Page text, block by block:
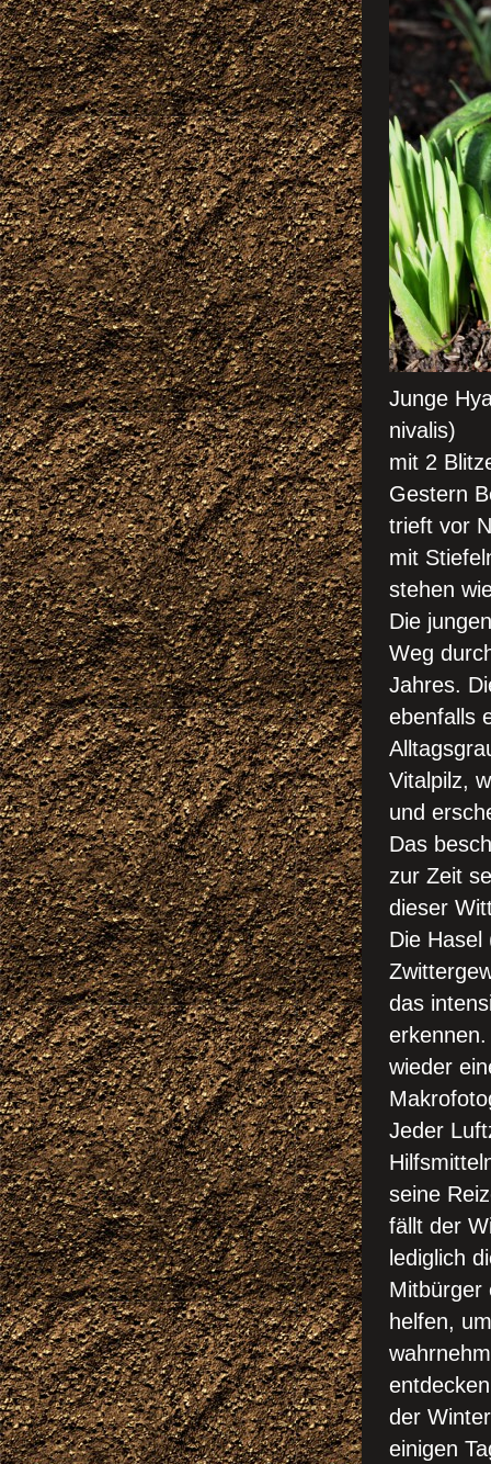
Junge
nivalis)
mit 2
Gestern
trieft vor
mit
stehen
Die
Weg
Jahres.
ebenfalls
Vitalpilz,
und
Das
zur Zeit
dieser
Die
das
wieder
Jeder
seine
fällt der
lediglich
Mitbürger
helfen,
der
einigen